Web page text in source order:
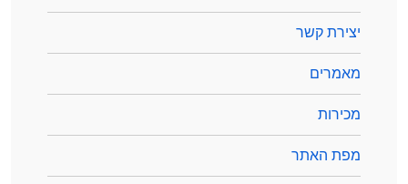
יצירת קשר
מאמרים
מכירות
מפת האתר